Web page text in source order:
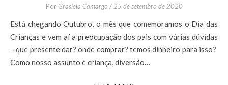
Por Grasiela Camargo / 25 de setembro de 2020
Está chegando Outubro, o mês que comemoramos o Dia das
Crianças e vem aí a preocupação dos pais com várias dúvidas
– que presente dar? onde comprar? temos dinheiro para isso?
Como nosso assunto é criança, diversão…